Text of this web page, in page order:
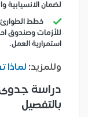
لضمان الانسيابية
خطط الطوارئ
للأزمات وصندوق
استمرارية العمل.
وللمزيد: لماذا
دراسة
بالتفصيل